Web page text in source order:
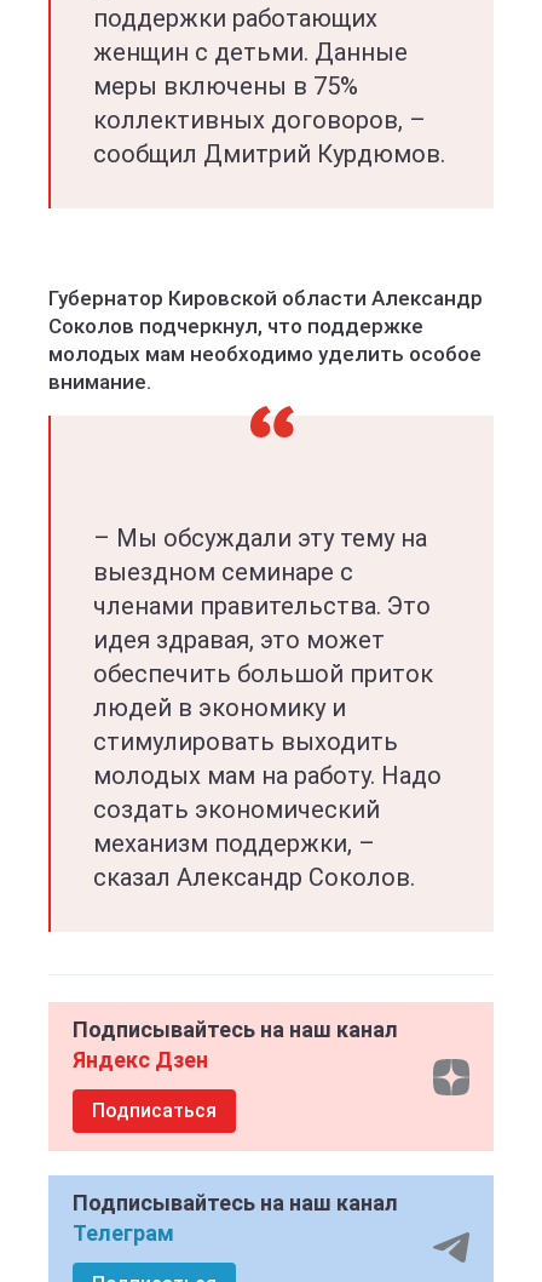
поддержки работающих
женщин с детьми. Данные
меры включены в 75%
коллективных договоров, –
сообщил Дмитрий Курдюмов.
Губернатор Кировской области Александр
Соколов подчеркнул, что поддержке
молодых мам необходимо уделить особое
внимание.
– Мы обсуждали эту тему на
выездном семинаре с
членами правительства. Это
идея здравая, это может
обеспечить большой приток
людей в экономику и
стимулировать выходить
молодых мам на работу. Надо
создать экономический
механизм поддержки, –
сказал Александр Соколов.
Подписывайтесь на наш канал
Яндекс Дзен
Подписаться
Подписывайтесь на наш канал
Телеграм